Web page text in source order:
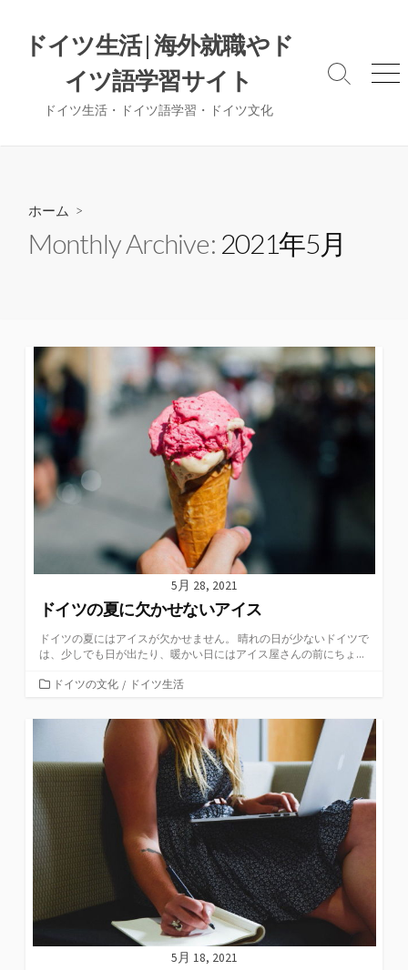
ス
ドイツ生活 | 海外就職やド
イツ語学習サイト
ドイツ生活・ドイツ語学習・ドイツ文化
検
メ
ホーム >
Monthly Archive: 2021年5月
5月 28, 2021
ドイツの夏に欠かせないアイス
ドイツの夏にはアイスが欠かせません。 晴れの日が少ないドイツで
は、少しでも日が出たり、暖かい日にはアイス屋さんの前にちょ...
カ
ゴ
ドイツの文化 / ドイツ生活
5月 18, 2021